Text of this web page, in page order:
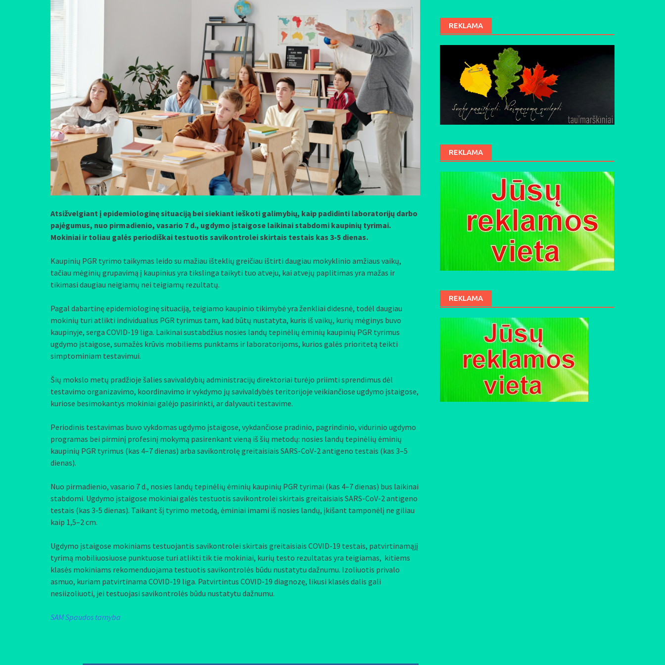
Atsižvelgiant į epidemiologinę situaciją bei siekiant ieškoti galimybių, kaip padidinti laboratorijų darbo
pajėgumus, nuo pirmadienio, vasario 7 d., ugdymo įstaigose laikinai stabdomi kaupinių tyrimai.
Mokiniai ir toliau galės periodiškai testuotis savikontrolei skirtais testais kas 3-5 dienas.
Kaupinių PGR tyrimo taikymas leido su mažiau išteklių greičiau ištirti daugiau mokyklinio amžiaus vaikų,
tačiau mėginių grupavimą į kaupinius yra tikslinga taikyti tuo atveju, kai atvejų paplitimas yra mažas ir
tikimasi daugiau neigiamų nei teigiamų rezultatų.
Pagal dabartinę epidemiologinę situaciją, teigiamo kaupinio tikimybė yra ženkliai didesnė, todėl daugiau
mokinių turi atlikti individualius PGR tyrimus tam, kad būtų nustatyta, kuris iš vaikų, kurių mėginys buvo
kaupinyje, serga COVID-19 liga. Laikinai sustabdžius nosies landų tepinėlių ėminių kaupinių PGR tyrimus
ugdymo įstaigose, sumažės krūvis mobiliems punktams ir laboratorijoms, kurios galės prioritetą teikti
simptominiam testavimui.
Šių mokslo metų pradžioje šalies savivaldybių administracijų direktoriai turėjo priimti sprendimus dėl
testavimo organizavimo, koordinavimo ir vykdymo jų savivaldybės teritorijoje veikiančiose ugdymo įstaigose,
kuriose besimokantys mokiniai galėjo pasirinkti, ar dalyvauti testavime.
Periodinis testavimas buvo vykdomas ugdymo įstaigose, vykdančiose pradinio, pagrindinio, vidurinio ugdymo
programas bei pirminį profesinį mokymą pasirenkant vieną iš šių metodų: nosies landų tepinėlių ėminių
kaupinių PGR tyrimus (kas 4–7 dienas) arba savikontrolę greitaisiais SARS-CoV-2 antigeno testais (kas 3–5
dienas).
Nuo pirmadienio, vasario 7 d., nosies landų tepinėlių ėminių kaupinių PGR tyrimai (kas 4–7 dienas) bus laikinai
stabdomi. Ugdymo įstaigose mokiniai galės testuotis savikontrolei skirtais greitaisiais SARS-CoV-2 antigeno
testais (kas 3-5 dienas). Taikant šį tyrimo metodą, ėminiai imami iš nosies landų, įkišant tamponėlį ne giliau
kaip 1,5–2 cm.
Ugdymo įstaigose mokiniams testuojantis savikontrolei skirtais greitaisiais COVID-19 testais, patvirtinamąjį
tyrimą mobiliuosiuose punktuose turi atlikti tik tie mokiniai, kurių testo rezultatas yra teigiamas, kitiems
klasės mokiniams rekomenduojama testuotis savikontrolės būdu nustatytu dažnumu. Izoliuotis privalo
asmuo, kuriam patvirtinama COVID-19 liga. Patvirtintus COVID-19 diagnozę, likusi klasės dalis gali
nesiizoliuoti, jei testuojasi savikontrolės būdu nustatytu dažnumu.
SAM Spaudos tarnyba
REKLAMA
REKLAMA
REKLAMA